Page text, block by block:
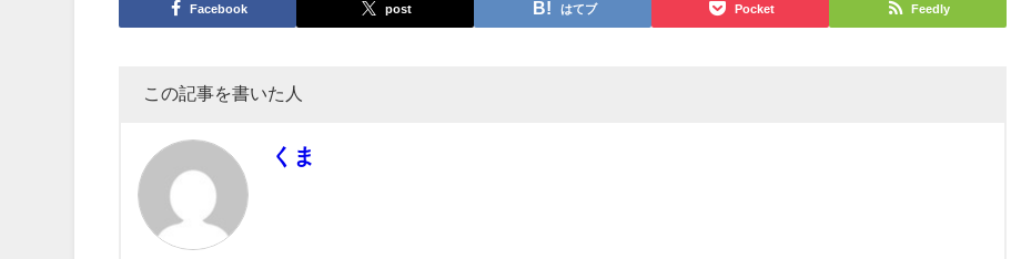
Facebook post はてブ Pocket Feedly
この記事を書いた人
くま